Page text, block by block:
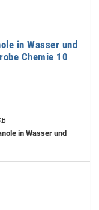
in Wasser und
Chemie 10
in Wasser und